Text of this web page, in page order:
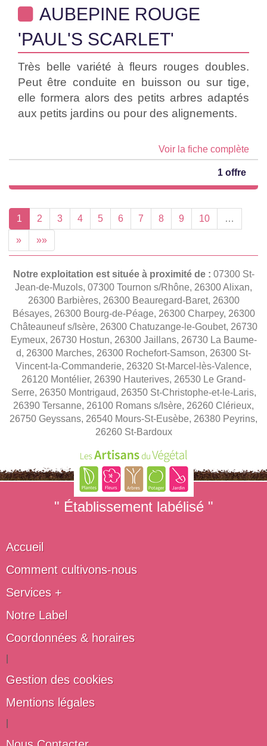
AUBEPINE ROUGE
'PAUL'S SCARLET'
Très belle variété à fleurs rouges doubles.
Peut être conduite en buisson ou sur tige,
elle formera alors des petits arbres adaptés
aux petits jardins ou pour des alignements.
Voir la fiche complète
1 offre
1 2 3 4 5 6 7 8 9 10 …
» »»
Notre exploitation est située à proximité de : 07300 St-
Jean-de-Muzols, 07300 Tournon s/Rhône, 26300 Alixan,
26300 Barbières, 26300 Beauregard-Baret, 26300
Bésayes, 26300 Bourg-de-Péage, 26300 Charpey, 26300
Châteauneuf s/Isère, 26300 Chatuzange-le-Goubet, 26730
Eymeux, 26730 Hostun, 26300 Jaillans, 26730 La Baume-
d, 26300 Marches, 26300 Rochefort-Samson, 26300 St-
Vincent-la-Commanderie, 26320 St-Marcel-lès-Valence,
26120 Montélier, 26390 Hauterives, 26530 Le Grand-
Serre, 26350 Montrigaud, 26350 St-Christophe-et-le-Laris,
26390 Tersanne, 26100 Romans s/Isère, 26260 Clérieux,
26750 Geyssans, 26540 Mours-St-Eusèbe, 26380 Peyrins,
26260 St-Bardoux
" Établissement labélisé "
Accueil
Comment cultivons-nous
Services +
Notre Label
Coordonnées & horaires
Gestion des cookies
Mentions légales